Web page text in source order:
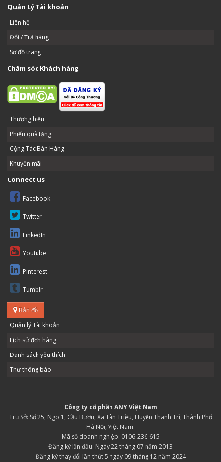
Quản Lý Tài khoản
Liên hệ
Đổi / Trả hàng
Sơ đồ trang
Chăm sóc Khách hàng
Thương hiệu
Phiếu quà tặng
Cộng Tác Bán Hàng
Khuyến mãi
Connect us
Facebook
Twitter
LinkedIn
Youtube
Pinterest
Tumblr
Bản đồ
Quản lý Tài khoản
Lịch sử đơn hàng
Danh sách yêu thích
Thư thông báo
Công ty cổ phần ANY Việt Nam
Trụ Sở: Số 25, Ngõ 1, Cầu Bươu, Xã Tân Triều, Huyện Thanh Trì, Thành Phố
Hà Nội, Việt Nam.
Mã số doanh nghiệp: 0106-236-615
Đăng ký lần đầu: Ngày 22 tháng 07 năm 2013
Đăng ký thay đổi lần thứ: 5 ngày 09 tháng 12 năm 2024